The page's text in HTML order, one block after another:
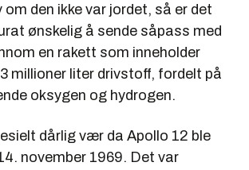
om den ikke var jordet, så er det
ønskelig å sende såpass med
en rakett som inneholder
millioner liter drivstoff, fordelt på
oksygen og hydrogen.
dårlig vær da Apollo 12 ble
november 1969. Det var